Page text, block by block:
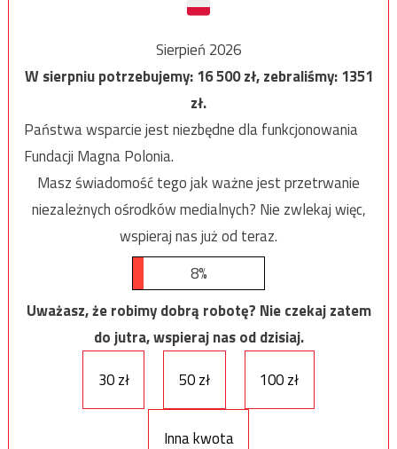
Sierpień 2026
W sierpniu potrzebujemy:16 500zł, zebraliśmy:1351
zł.
Państwa wsparcie jest niezbędne dla funkcjonowania
Fundacji Magna Polonia.
Masz świadomość tego jak ważne jest przetrwanie
niezależnych ośrodków medialnych? Nie zwlekaj więc,
wspieraj nas już od teraz.
8%
Uważasz, że robimy dobrą robotę? Nie czekaj zatem
do jutra, wspieraj nas od dzisiaj.
30 zł
50 zł 100 zł
Inna kwota